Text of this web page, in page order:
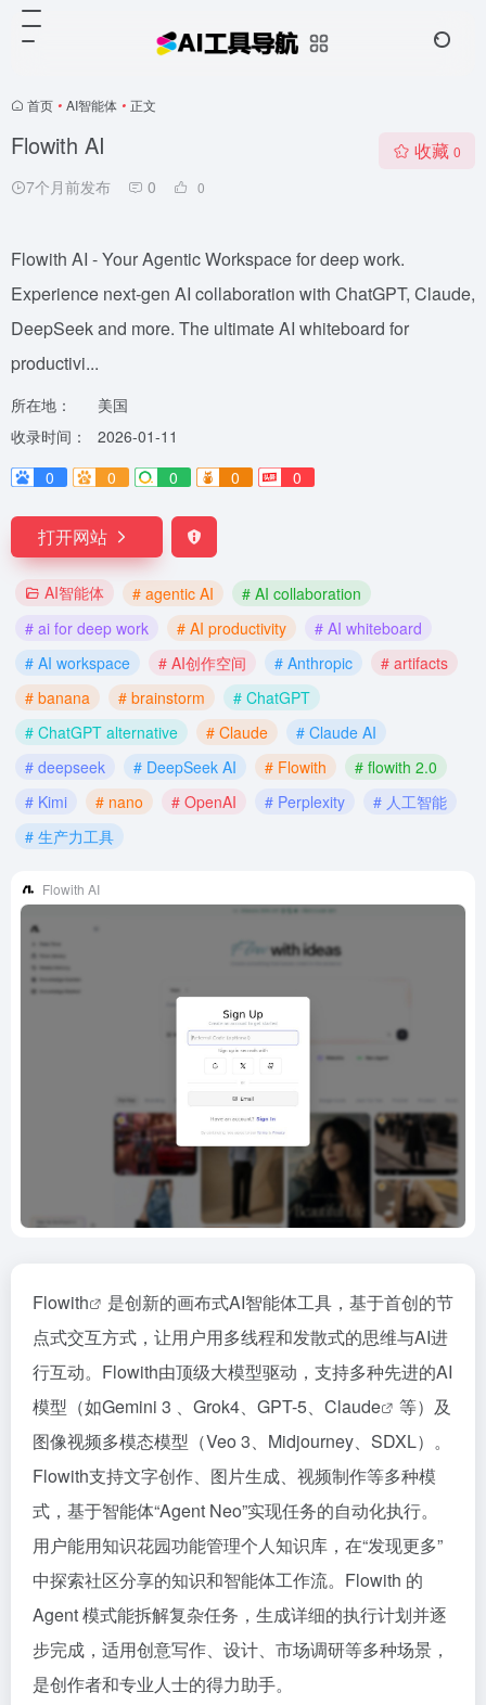
首页 • AI智能体 • 正文
Flowith AI
7个月前发布 0 0
收藏 0
Flowith AI - Your Agentic Workspace for deep work.
Experience next-gen AI collaboration with ChatGPT, Claude,
DeepSeek and more. The ultimate AI whiteboard for
productivi...
所在地：
美国
收录时间：
2026-01-11
0
0 0 0 0
打开网站
AI智能体 # agentic AI
# AI collaboration
# ai for deep work
# AI productivity
# AI whiteboard
# AI workspace
# AI创作空间 # Anthropic
# artifacts
# banana
# brainstorm
# ChatGPT
# ChatGPT alternative
# Claude
# Claude AI
# deepseek
# DeepSeek AI # Flowith
# flowith 2.0
# Kimi
# nano # OpenAI # Perplexity
# 人工智能
# 生产力工具
Flowith AI
Flowith
是创新的画布式AI智能体工具，基于首创的节
点式交互方式，让用户用多线程和发散式的思维与AI进
行互动。Flowith由顶级大模型驱动，支持多种先进的AI
模型（如Gemini 3 、Grok4、GPT-5、 Claude
等）及
图像视频多模态模型（Veo 3、Midjourney、SDXL）。
Flowith支持文字创作、图片生成、视频制作等多种模
式，基于智能体“Agent Neo”实现任务的自动化执行。
用户能用知识花园功能管理个人知识库，在“发现更多”
中探索社区分享的知识和智能体工作流。Flowith 的
Agent 模式能拆解复杂任务，生成详细的执行计划并逐
步完成，适用创意写作、设计、市场调研等多种场景，
是创作者和专业人士的得力助手。